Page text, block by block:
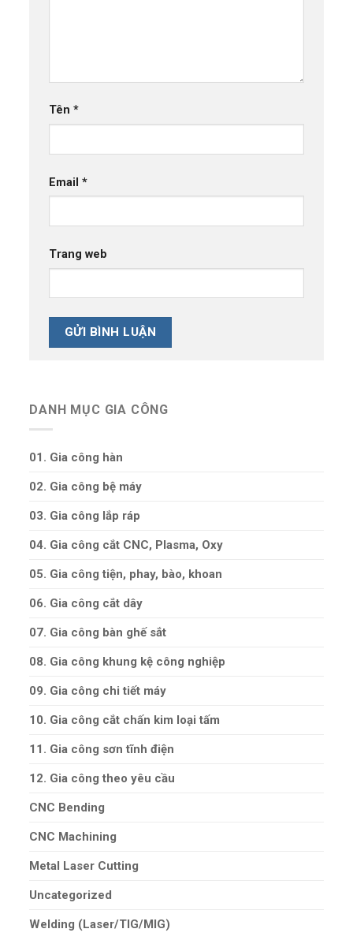
Tên*
Email*
Trang web
DANH MỤC GIA CÔNG
01. Gia công hàn
02. Gia công bệ máy
03. Gia công lắp ráp
04. Gia công cắt CNC, Plasma, Oxy
05. Gia công tiện, phay, bào, khoan
06. Gia công cắt dây
07. Gia công bàn ghế sắt
08. Gia công khung kệ công nghiệp
09. Gia công chi tiết máy
10. Gia công cắt chấn kim loại tấm
11. Gia công sơn tĩnh điện
12. Gia công theo yêu cầu
CNC Bending
CNC Machining
Metal Laser Cutting
Uncategorized
Welding (Laser/TIG/MIG)